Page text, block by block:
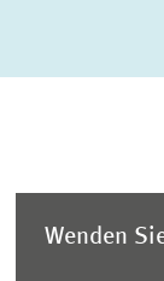
Wenden